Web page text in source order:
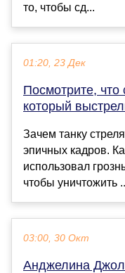
то, чтобы сд...
01:20, 23 Дек
Посмотрите,
который
Зачем танку
эпичных кадров.
использовал
чтобы уничтожить
03:00, 30 Окт
Анджелина